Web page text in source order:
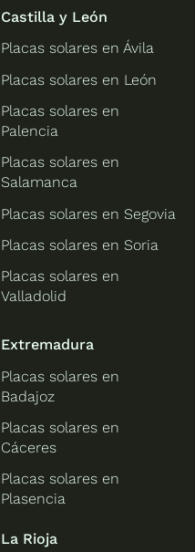
Castilla y León
Placas solares en Ávila
Placas solares en León
Placas solares en
Palencia
Placas solares en
Salamanca
Placas solares en Segovia
Placas solares en Soria
Placas solares en
Valladolid
Extremadura
Placas solares en
Badajoz
Placas solares en
Cáceres
Placas solares en
Plasencia
La Rioja